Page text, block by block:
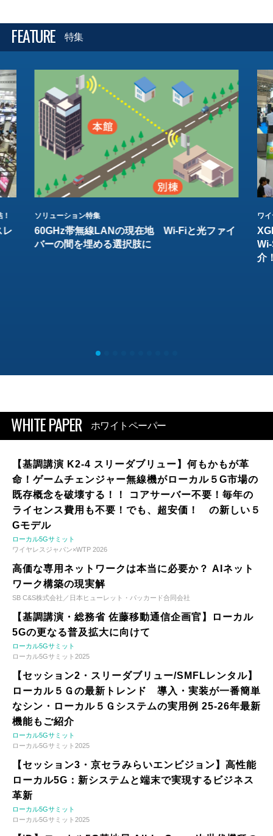
FEATURE 特集
レ
ソリューション特集
60GHz帯無線LANの現在地 Wi-Fiと光ファイ
バーの間を埋める選択肢に
ワ
介
WHITE PAPER ホワイトペーパー
【基調講演 K2-4 スリーダブリュー】何もかもが革
命！ゲームチェンジャー無線機がローカル５G市場の
既存概念を破壊する！！ コアサーバー不要！毎年の
ライセンス費用も不要！でも、超安価！ の新しい５
Gモデル
ローカル5Gサミット
ワイヤレスジャパン×WTP 2026
高価な専用ネットワークは本当に必要か？ AIネット
ワーク構築の現実解
SB C&S株式会社／日本ヒューレット・パッカード合同会社
【基調講演・総務省 佐藤移動通信企画官】ローカル
5Gの更なる普及拡大に向けて
ローカル5Gサミット
ローカル5Gサミット2025
【セッション2・スリーダブリュー/SMFLレンタル】
ローカル５Ｇの最新トレンド 導入・実装が一番簡単
なシン・ローカル５Ｇシステムの実用例 25-26年最新
機能もご紹介
ローカル5Gサミット
ローカル5Gサミット2025
【セッション3・京セラみらいエンビジョン】高性能
ローカル5G：新システムと端末で実現するビジネス
革新
ローカル5Gサミット
ローカル5Gサミット2025